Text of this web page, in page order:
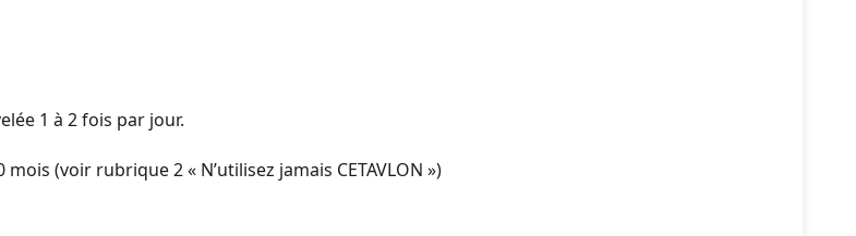
1 à 2 fois par jour.
(voir rubrique 2 « N’utilisez jamais CETAVLON »)